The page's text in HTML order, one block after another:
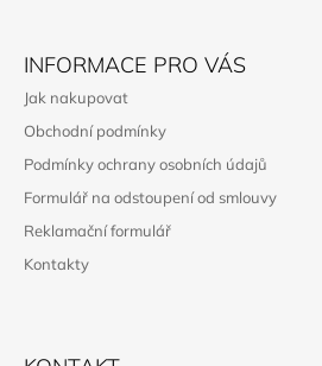
INFORMACE PRO VÁS
Jak nakupovat
Obchodní podmínky
Podmínky ochrany osobních údajů
Formulář na odstoupení od smlouvy
Reklamační formulář
Kontakty